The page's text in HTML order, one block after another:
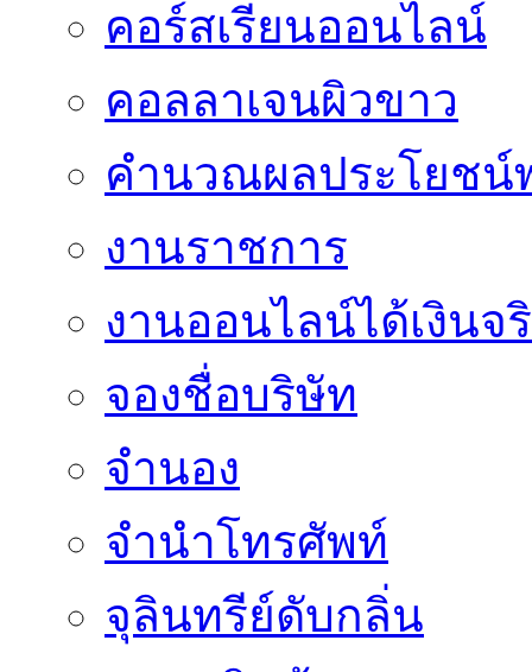
คอร์สเรียนออนไลน์
คอลลาเจนผิวขาว
คำนวณผลประโยชน์
งานราชการ
งานออนไลน์ได้เงินจ
จองชื่อบริษัท
จำนอง
จำนำโทรศัพท์
จุลินทรีย์ดับกลิ่น